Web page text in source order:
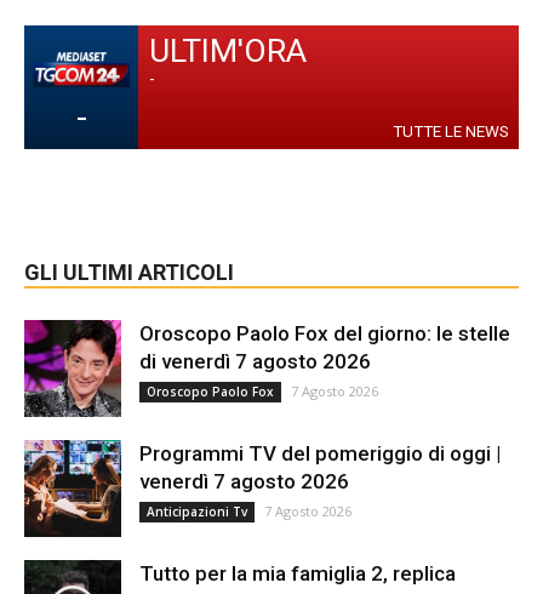
-
ULTIM'ORA
-
TUTTE LE NEWS
GLI ULTIMI ARTICOLI
Oroscopo Paolo Fox del giorno: le stelle
di venerdì 7 agosto 2026
Oroscopo Paolo Fox 7 Agosto 2026
Programmi TV del pomeriggio di oggi |
venerdì 7 agosto 2026
Anticipazioni Tv 7 Agosto 2026
Tutto per la mia famiglia 2, replica